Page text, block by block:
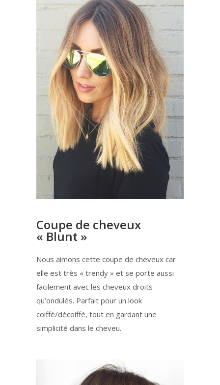
Coupe de cheveux
« Blunt »
Nous aimons cette coupe de cheveux car
elle est très « trendy » et se porte aussi
facilement avec les cheveux droits
qu’ondulés. Parfait pour un look
coiffé/décoiffé, tout en gardant une
simplicité dans le cheveu.